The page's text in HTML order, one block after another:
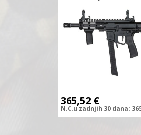
365,52 €
N.C.u zadnjih 30 dana: